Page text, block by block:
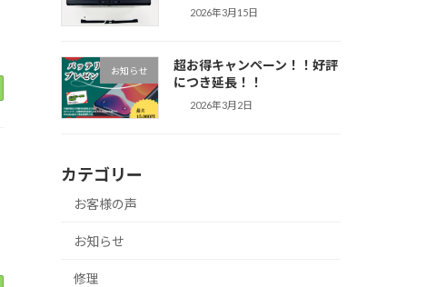
2026年3月15日
お知らせ
超お得キャンペーン！！好評
につき延長！！
2026年3月2日
カテゴリー
お客様の声
お知らせ
修理